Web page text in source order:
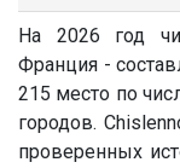
На 2026 год
Франция -
215 место по
городов.
проверенных